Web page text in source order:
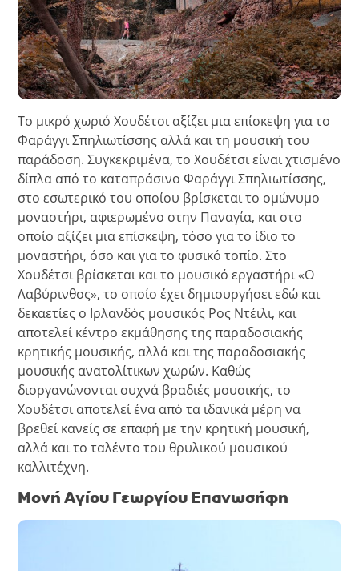
Το μικρό χωριό Χουδέτσι αξίζει μια επίσκεψη για το
Φαράγγι Σπηλιωτίσσης αλλά και τη μουσική του
παράδοση. Συγκεκριμένα, το Χουδέτσι είναι χτισμένο
δίπλα από το καταπράσινο Φαράγγι Σπηλιωτίσσης,
στο εσωτερικό του οποίου βρίσκεται το ομώνυμο
μοναστήρι, αφιερωμένο στην Παναγία, και στο
οποίο αξίζει μια επίσκεψη, τόσο για το ίδιο το
μοναστήρι, όσο και για το φυσικό τοπίο. Στο
Χουδέτσι βρίσκεται και το μουσικό εργαστήρι «Ο
Λαβύρινθος», το οποίο έχει δημιουργήσει εδώ και
δεκαετίες ο Ιρλανδός μουσικός Ρος Ντέιλι, και
αποτελεί κέντρο εκμάθησης της παραδοσιακής
κρητικής μουσικής, αλλά και της παραδοσιακής
μουσικής ανατολίτικων χωρών. Καθώς
διοργανώνονται συχνά βραδιές μουσικής, το
Χουδέτσι αποτελεί ένα από τα ιδανικά μέρη να
βρεθεί κανείς σε επαφή με την κρητική μουσική,
αλλά και το ταλέντο του θρυλικού μουσικού
καλλιτέχνη.
Μονή Αγίου Γεωργίου Επανωσήφη